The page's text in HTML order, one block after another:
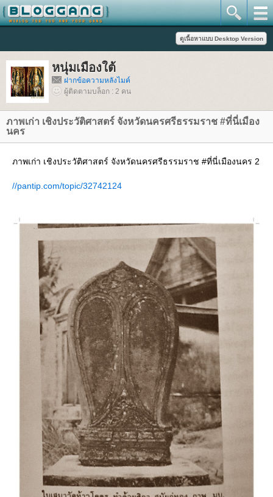
หนุ่มเมืองใต้
ฝากข้อความหลังไมค์
ผู้ติดตามบล็อก : 2 คน
ภาพเก่า เชิงประวัติศาสตร์ จังหวัดนครศรีธรรมราช #ที่นี่เมือง
นคร
ภาพเก่า เชิงประวัติศาสตร์ จังหวัดนครศรีธรรมราช #ที่นี่เมืองนคร 2
//pantip.com/topic/32742124